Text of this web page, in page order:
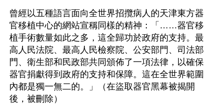
曾經以五種語言面向全世界招攬病人的天津東方器
官移植中心的網站宣稱同樣的精神：「……器官移
植手術數量如此之多，這全歸功於政府的支持。最
高人民法院、最高人民檢察院、公安部門、司法部
門、衛生部和民政部共同頒佈了一項法律，以確保
器官捐獻得到政府的支持和保障。這在全世界範圍
內都是獨一無二的。」（在盜取器官黑幕被揭開
後，被刪除）